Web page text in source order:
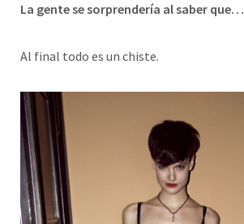
La gente se sorprendería al saber que…
Al final todo es un chiste.